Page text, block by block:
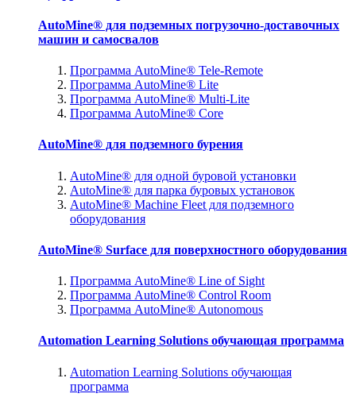
AutoMine® для подземных погрузочно-доставочных
машин и самосвалов
Программа AutoMine® Tele-Remote
Программа AutoMine® Lite
Программа AutoMine® Multi-Lite
Программа AutoMine® Core
AutoMine® для подземного бурения
AutoMine® для одной буровой установки
AutoMine® для парка буровых установок
AutoMine® Machine Fleet для подземного
оборудования
AutoMine® Surface для поверхностного оборудования
Программа AutoMine® Line of Sight
Программа AutoMine® Control Room
Программа AutoMine® Autonomous
Automation Learning Solutions обучающая программа
Automation Learning Solutions обучающая
программа